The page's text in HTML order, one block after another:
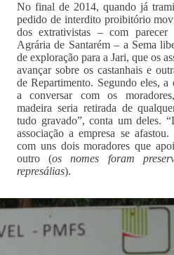
No final de 2014, quando já
pedido de interdito proibitório
dos extrativistas – com parecer
Agrária de Santarém – a Sema
de exploração para a Jari, que os
avançar sobre os castanhais e
de Repartimento. Segundo eles, a
a conversar com os
madeira seria retirada de
tudo gravado”, conta um deles.
associação a empresa se afastou.
com uns dois moradores que
outro (os nomes foram
represálias).